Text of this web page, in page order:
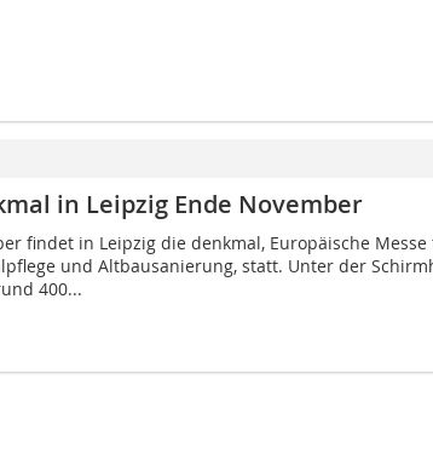
in Leipzig Ende November
findet in Leipzig die denkmal, Europäische
und Altbausanierung, statt. Unter der
400...